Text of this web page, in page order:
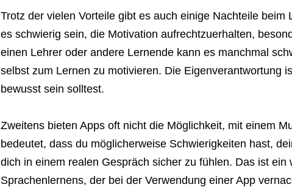
Trotz der vielen Vorteile gibt es auch einige Nachteile beim
es schwierig sein, die Motivation aufrechtzuerhalten,
einen Lehrer oder andere Lernende kann es manchmal
selbst zum Lernen zu motivieren. Die Eigenverantwortung
bewusst sein solltest.
Zweitens bieten Apps oft nicht die Möglichkeit, mit einem
bedeutet, dass du möglicherweise Schwierigkeiten hast,
dich in einem realen Gespräch sicher zu fühlen. Das ist ein
Sprachenlernens, der bei der Verwendung einer App